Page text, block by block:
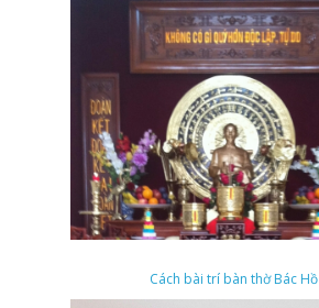
Cách bài trí bàn thờ Bác Hồ